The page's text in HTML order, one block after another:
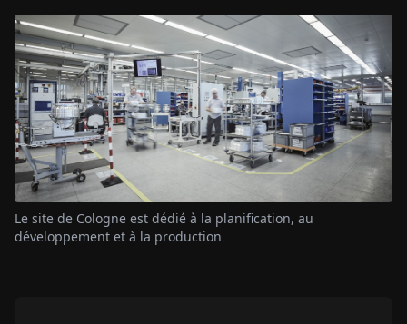
Le site de Cologne est dédié à la planification, au
développement et à la production